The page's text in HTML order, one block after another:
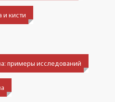
и кисти
примеры исследований